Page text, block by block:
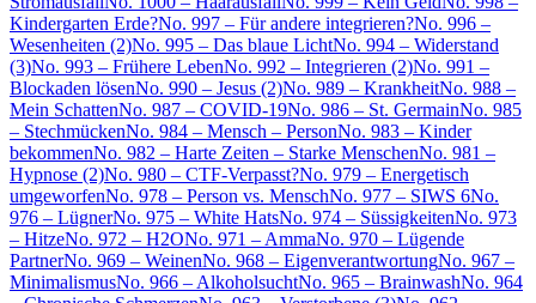
Kindergarten Erde?No. 997 – Für andere integrieren?No. 996 –
Wesenheiten (2)No. 995 – Das blaue LichtNo. 994 – Widerstand
(3)No. 993 – Frühere LebenNo. 992 – Integrieren (2)No. 991 –
Blockaden lösenNo. 990 – Jesus (2)No. 989 – KrankheitNo. 988 –
Mein SchattenNo. 987 – COVID-19No. 986 – St. GermainNo. 985
– StechmückenNo. 984 – Mensch – PersonNo. 983 – Kinder
bekommenNo. 982 – Harte Zeiten – Starke MenschenNo. 981 –
Hypnose (2)No. 980 – CTF-Verpasst?No. 979 – Energetisch
umgeworfenNo. 978 – Person vs. MenschNo. 977 – SIWS 6No.
976 – LügnerNo. 975 – White HatsNo. 974 – SüssigkeitenNo. 973
– HitzeNo. 972 – H2ONo. 971 – AmmaNo. 970 – Lügende
PartnerNo. 969 – WeinenNo. 968 – EigenverantwortungNo. 967 –
MinimalismusNo. 966 – AlkoholsuchtNo. 965 – BrainwashNo. 964